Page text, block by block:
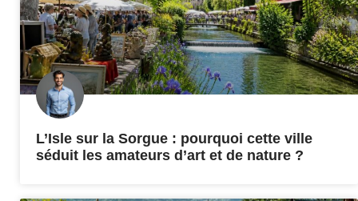
L’Isle sur la Sorgue : pourquoi cette ville
séduit les amateurs d’art et de nature ?